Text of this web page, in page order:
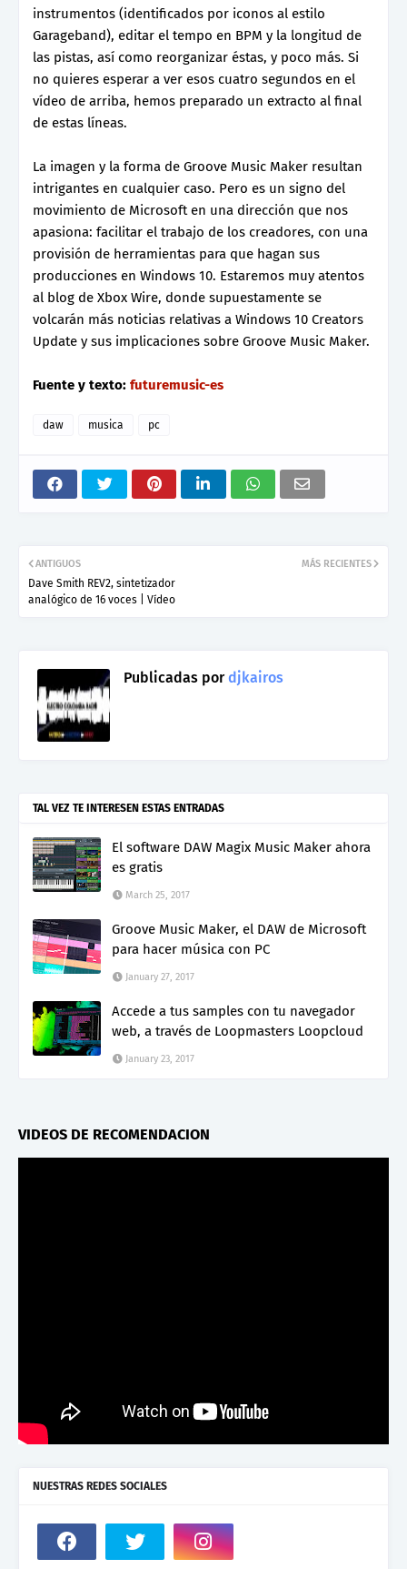
instrumentos (identificados por iconos al estilo
Garageband), editar el tempo en BPM y la longitud de
las pistas, así como reorganizar éstas, y poco más. Si
no quieres esperar a ver esos cuatro segundos en el
vídeo de arriba, hemos preparado un extracto al final
de estas líneas.
La imagen y la forma de Groove Music Maker resultan
intrigantes en cualquier caso. Pero es un signo del
movimiento de Microsoft en una dirección que nos
apasiona: facilitar el trabajo de los creadores, con una
provisión de herramientas para que hagan sus
producciones en Windows 10. Estaremos muy atentos
al blog de Xbox Wire, donde supuestamente se
volcarán más noticias relativas a Windows 10 Creators
Update y sus implicaciones sobre Groove Music Maker.
Fuente y texto: futuremusic-es
daw musica pc
MÁS RECIENTES
ANTIGUOS
Dave Smith REV2, sintetizador
analógico de 16 voces | Vídeo
Publicadas pordjkairos
TAL VEZ TE INTERESEN ESTAS ENTRADAS
El software DAW Magix Music Maker ahora
es gratis
March 25, 2017
Groove Music Maker, el DAW de Microsoft
para hacer música con PC
January 27, 2017
Accede a tus samples con tu navegador
web, a través de Loopmasters Loopcloud
January 23, 2017
VIDEOS DE RECOMENDACION
NUESTRAS REDES SOCIALES